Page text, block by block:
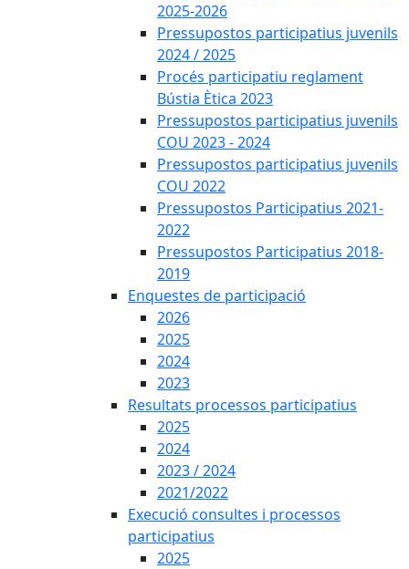
2025-2026
Pressupostos participatius juvenils
2024 / 2025
Procés participatiu reglament
Bústia Ètica 2023
Pressupostos participatius juvenils
COU 2023 - 2024
Pressupostos participatius juvenils
COU 2022
Pressupostos Participatius 2021-
2022
Pressupostos Participatius 2018-
2019
Enquestes de participació
2026
2025
2024
2023
Resultats processos participatius
2025
2024
2023 / 2024
2021/2022
Execució consultes i processos
participatius
2025